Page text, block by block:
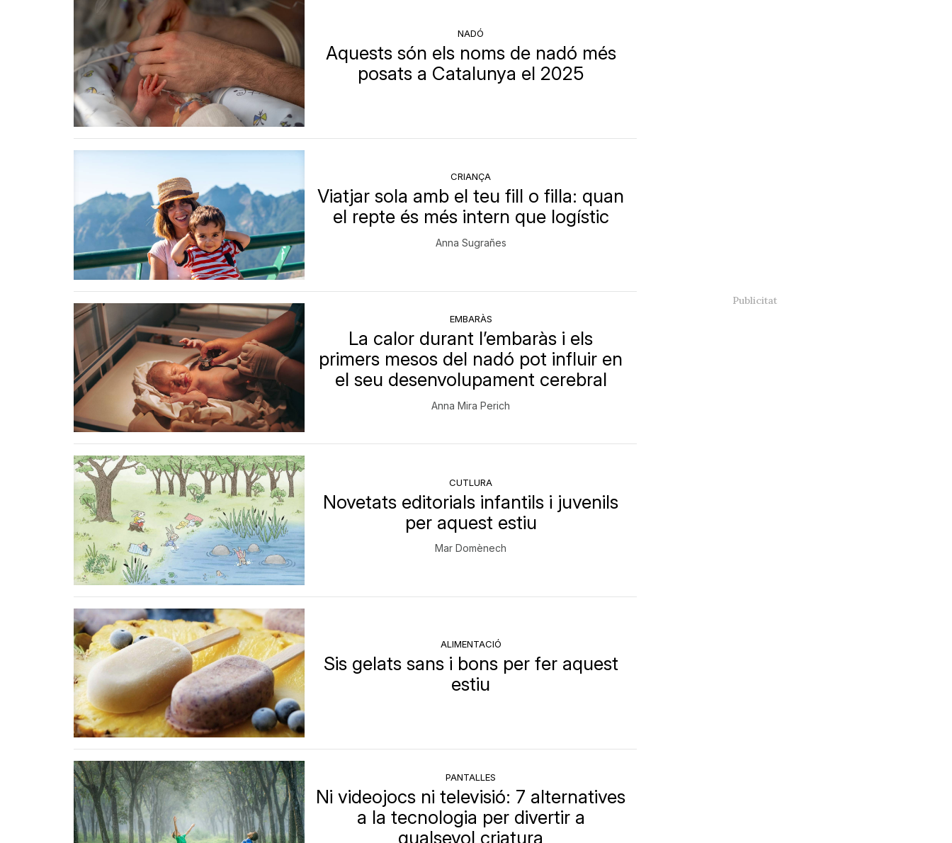
NADÓ
Aquests són els noms de nadó més
posats a Catalunya el 2025
CRIANÇA
Viatjar sola amb el teu fill o filla: quan
el repte és més intern que logístic
Anna Sugrañes
EMBARÀS
La calor durant l’embaràs i els
primers mesos del nadó pot influir en
el seu desenvolupament cerebral
Anna Mira Perich
CUTLURA
Novetats editorials infantils i juvenils
per aquest estiu
Mar Domènech
ALIMENTACIÓ
Sis gelats sans i bons per fer aquest
estiu
PANTALLES
Ni videojocs ni televisió: 7 alternatives
a la tecnologia per divertir a
qualsevol criatura